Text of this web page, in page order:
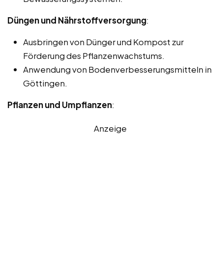
Düngen und Nährstoffversorgung:
Ausbringen von Dünger und Kompost zur
Förderung des Pflanzenwachstums.
Anwendung von Bodenverbesserungsmitteln in
Göttingen.
Pflanzen und Umpflanzen:
Anzeige